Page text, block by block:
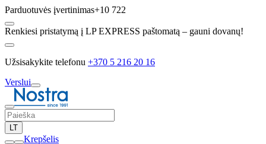
Parduotuvės įvertinimas+10 722
Renkiesi pristatymą į LP EXPRESS paštomatą – gauni dovanų!
Užsisakykite telefonu +370 5 216 20 16
Verslui
LT
Krepšelis